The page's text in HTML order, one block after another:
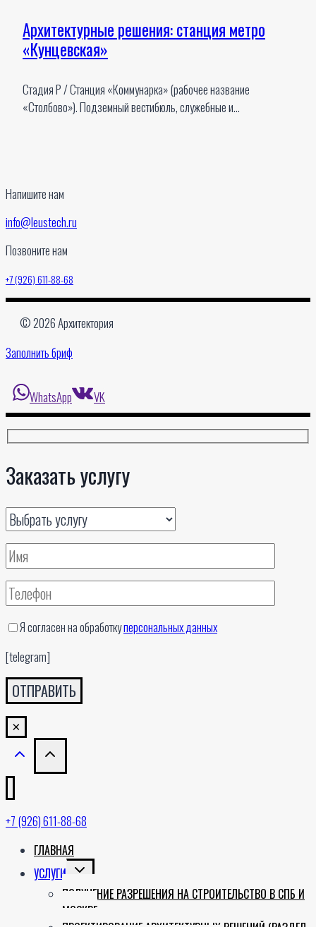
Архитектурные решения: станция метро
«Кунцевская»
Стадия Р / Станция «Коммунарка» (рабочее название
«Cтолбово»). Подземный вестибюль, служебные и…
Напишите нам
info@leustech.ru
Позвоните нам
+7 (926) 611-88-68
© 2026 Архитектория
Заполнить бриф
WhatsApp VK
Заказать услугу
Я согласен на обработкуперсональных данных
[telegram]
×
+7 (926) 611-88-68
ГЛАВНАЯ
УСЛУГИ TOGGLE
CHILD
MENU
ПОЛУЧЕНИЕ РАЗРЕШЕНИЯ НА СТРОИТЕЛЬСТВО В СПБ И
МОСКВЕ